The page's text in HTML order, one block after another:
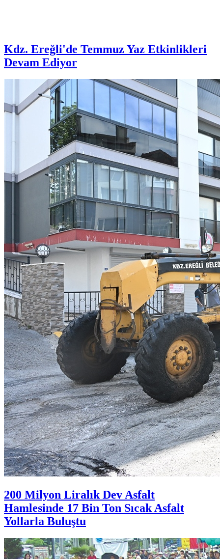
Kdz. Ereğli'de Temmuz Yaz Etkinlikleri
Devam Ediyor
200 Milyon Liralık Dev Asfalt
Hamlesinde 17 Bin Ton Sıcak Asfalt
Yollarla Buluştu